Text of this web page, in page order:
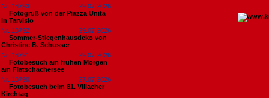
Nr. 18793
29.07.2026
Fotogruß von der Piazza Unita
in Tarvisio
Nr. 18792
29.07.2026
Sommer-Stiegenhausdeko von
Christine B. Schusser
Nr. 18791
29.07.2026
Fotobesuch am frühen Morgen
am Flatschachersee
Nr. 18790
27.07.2026
Fotobesuch beim 81. Villacher
Kirchtag